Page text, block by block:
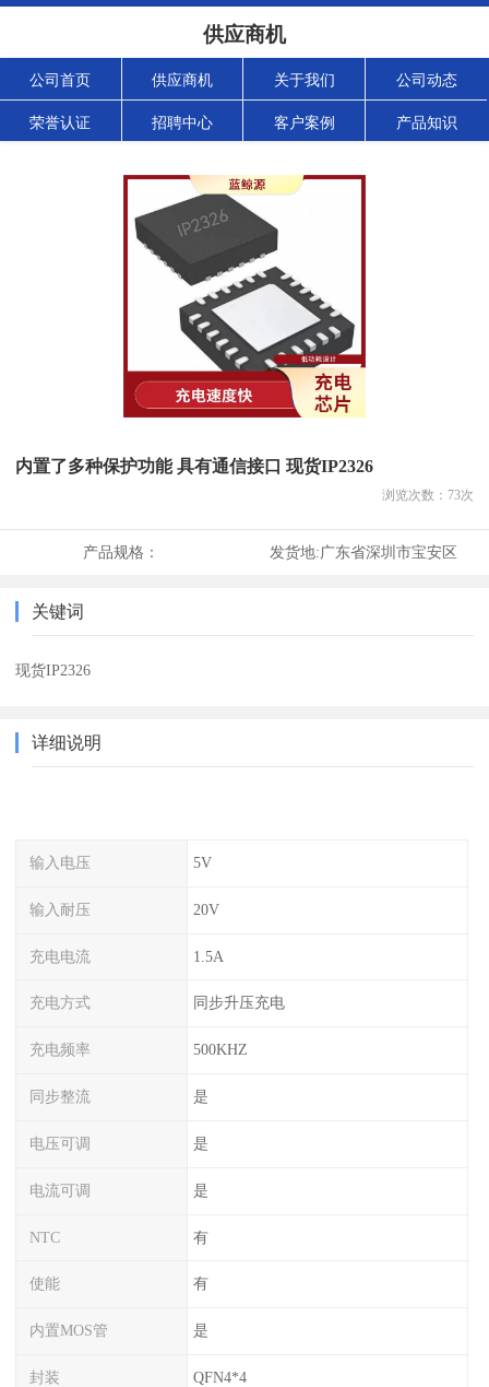
供应商机
公司首页 供应商机 关于我们 公司动态
荣誉认证 招聘中心 客户案例 产品知识
内置了多种保护功能 具有通信接口 现货IP2326
浏览次数： 73次
产品规格： 发货地:广东省深圳市宝安区
关键词
现货IP2326
详细说明
输入电压 5V
输入耐压 20V
充电电流 1.5A
充电方式 同步升压充电
充电频率 500KHZ
同步整流 是
电压可调 是
电流可调 是
NTC 有
使能 有
内置MOS管 是
封装 QFN4*4